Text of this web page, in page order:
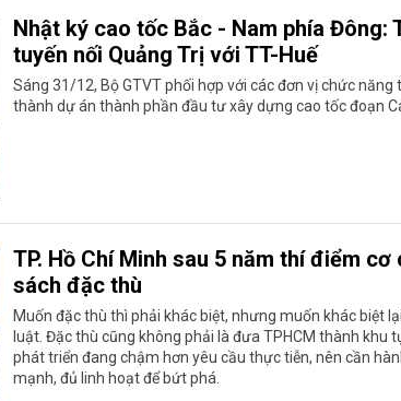
Nhật ký cao tốc Bắc - Nam phía Đông:
tuyến nối Quảng Trị với TT-Huế
Sáng 31/12, Bộ GTVT phối hợp với các đơn vị chức năng
thành dự án thành phần đầu tư xây dựng cao tốc đoạn
TP. Hồ Chí Minh sau 5 năm thí điểm cơ
sách đặc thù
Muốn đặc thù thì phải khác biệt, nhưng muốn khác biệt
luật. Đặc thù cũng không phải là đưa TPHCM thành khu
phát triển đang chậm hơn yêu cầu thực tiễn, nên cần
mạnh, đủ linh hoạt để bứt phá.